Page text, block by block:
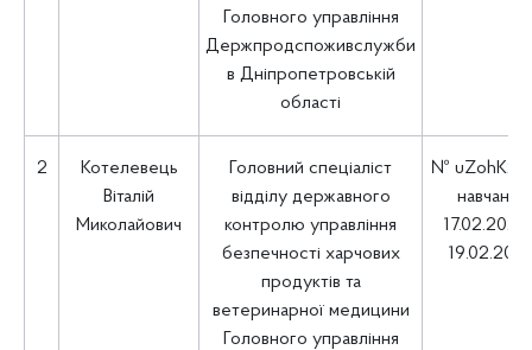
Головного управління
Держпродспоживслужби
в Дніпропетровській
області
2
Котелевець
Віталій
Миколайович
Головний спеціаліст
відділу державного
контролю управління
безпечності харчових
продуктів та
ветеринарної медицини
Головного управління
№
навчання
17.02.2025